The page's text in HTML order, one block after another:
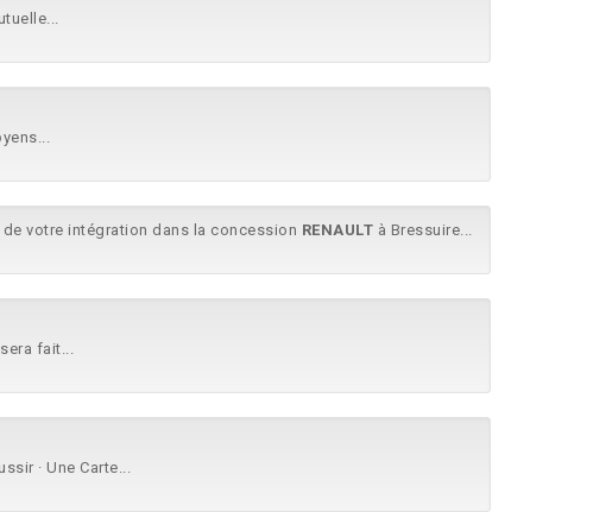
votre intégration dans la concession RENAULT à Bressuire...
fait...
· Une Carte...